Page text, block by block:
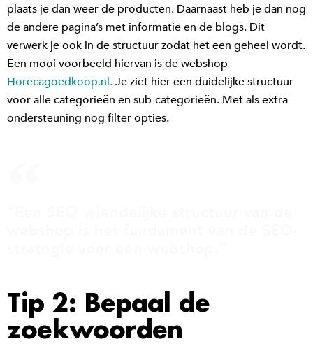
plaats je dan weer de producten. Daarnaast heb je dan nog
de andere pagina’s met informatie en de blogs. Dit
verwerk je ook in de structuur zodat het een geheel wordt.
Een mooi voorbeeld hiervan is de webshop
Horecagoedkoop.nl.Je ziet hier een duidelijke structuur
voor alle categorieën en sub-categorieën. Met als extra
ondersteuning nog filter opties.
Tip 2: Bepaal de
zoekwoorden